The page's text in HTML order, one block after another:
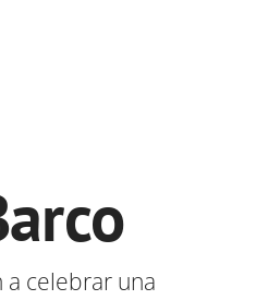
a celebrar una